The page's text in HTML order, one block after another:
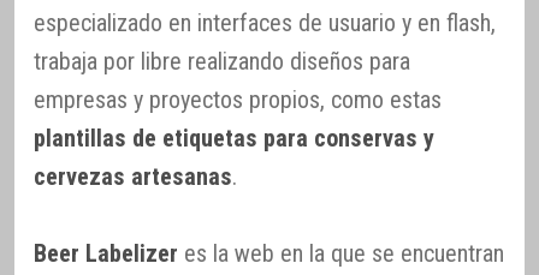
especializado en interfaces de usuario y en flash,
trabaja por libre realizando diseños para
empresas y proyectos propios, como estas
plantillas de etiquetas para conservas y
cervezas artesanas.
Beer Labelizer es la web en la que se encuentran